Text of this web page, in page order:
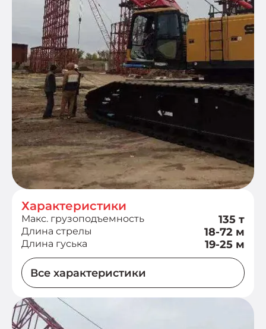
Характеристики
Макс. грузоподъемность 135 т
Длина стрелы 18-72 м
Длина гуська 19-25 м
Все характеристики